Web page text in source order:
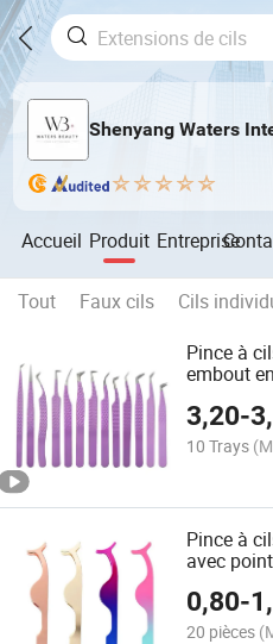
Shenyang Waters
Accueil Produit Entreprise
Tout Faux cils Cils
Pince à
embout
3,20-
10 Trays
Pince à
avec
0,80-
20 pièces